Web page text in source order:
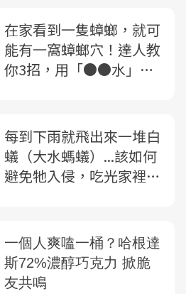
在家看到一隻蟑螂，就可
能有一窩蟑螂穴！達人教
你3招，用「●●水」讓
每到下雨就飛出來一堆白
蟻（大水螞蟻）...該如何
避免牠入侵，吃光家裡木